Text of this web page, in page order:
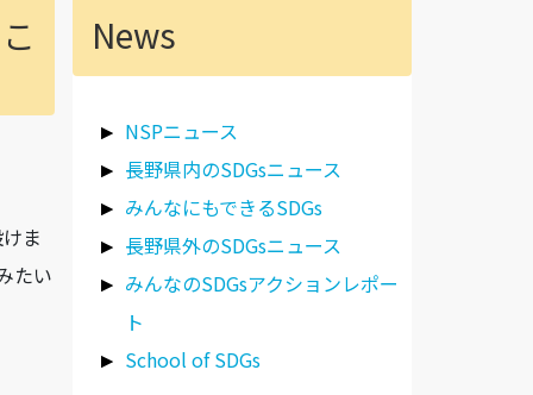
ま
たい
News
NSPニュース
長野県内のSDGsニュース
みんなにもできるSDGs
長野県外のSDGsニュース
みんなのSDGsアクションレポー
ト
School of SDGs